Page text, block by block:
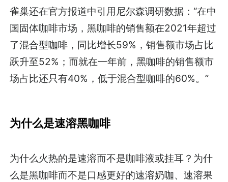
雀巢还在官方报道中引用尼尔森调研数据：“在中
国固体咖啡市场，黑咖啡的销售额在2021年超过
了混合型咖啡，同比增长59%，销售额市场占比
跃升至52%；而就在一年前，黑咖啡的销售额市
场占比还只有40%，低于混合型咖啡的60%。”
为什么是速溶黑咖啡
为什么火热的是速溶而不是咖啡液或挂耳？为什
么是黑咖啡而不是口感更好的速溶奶咖、速溶果